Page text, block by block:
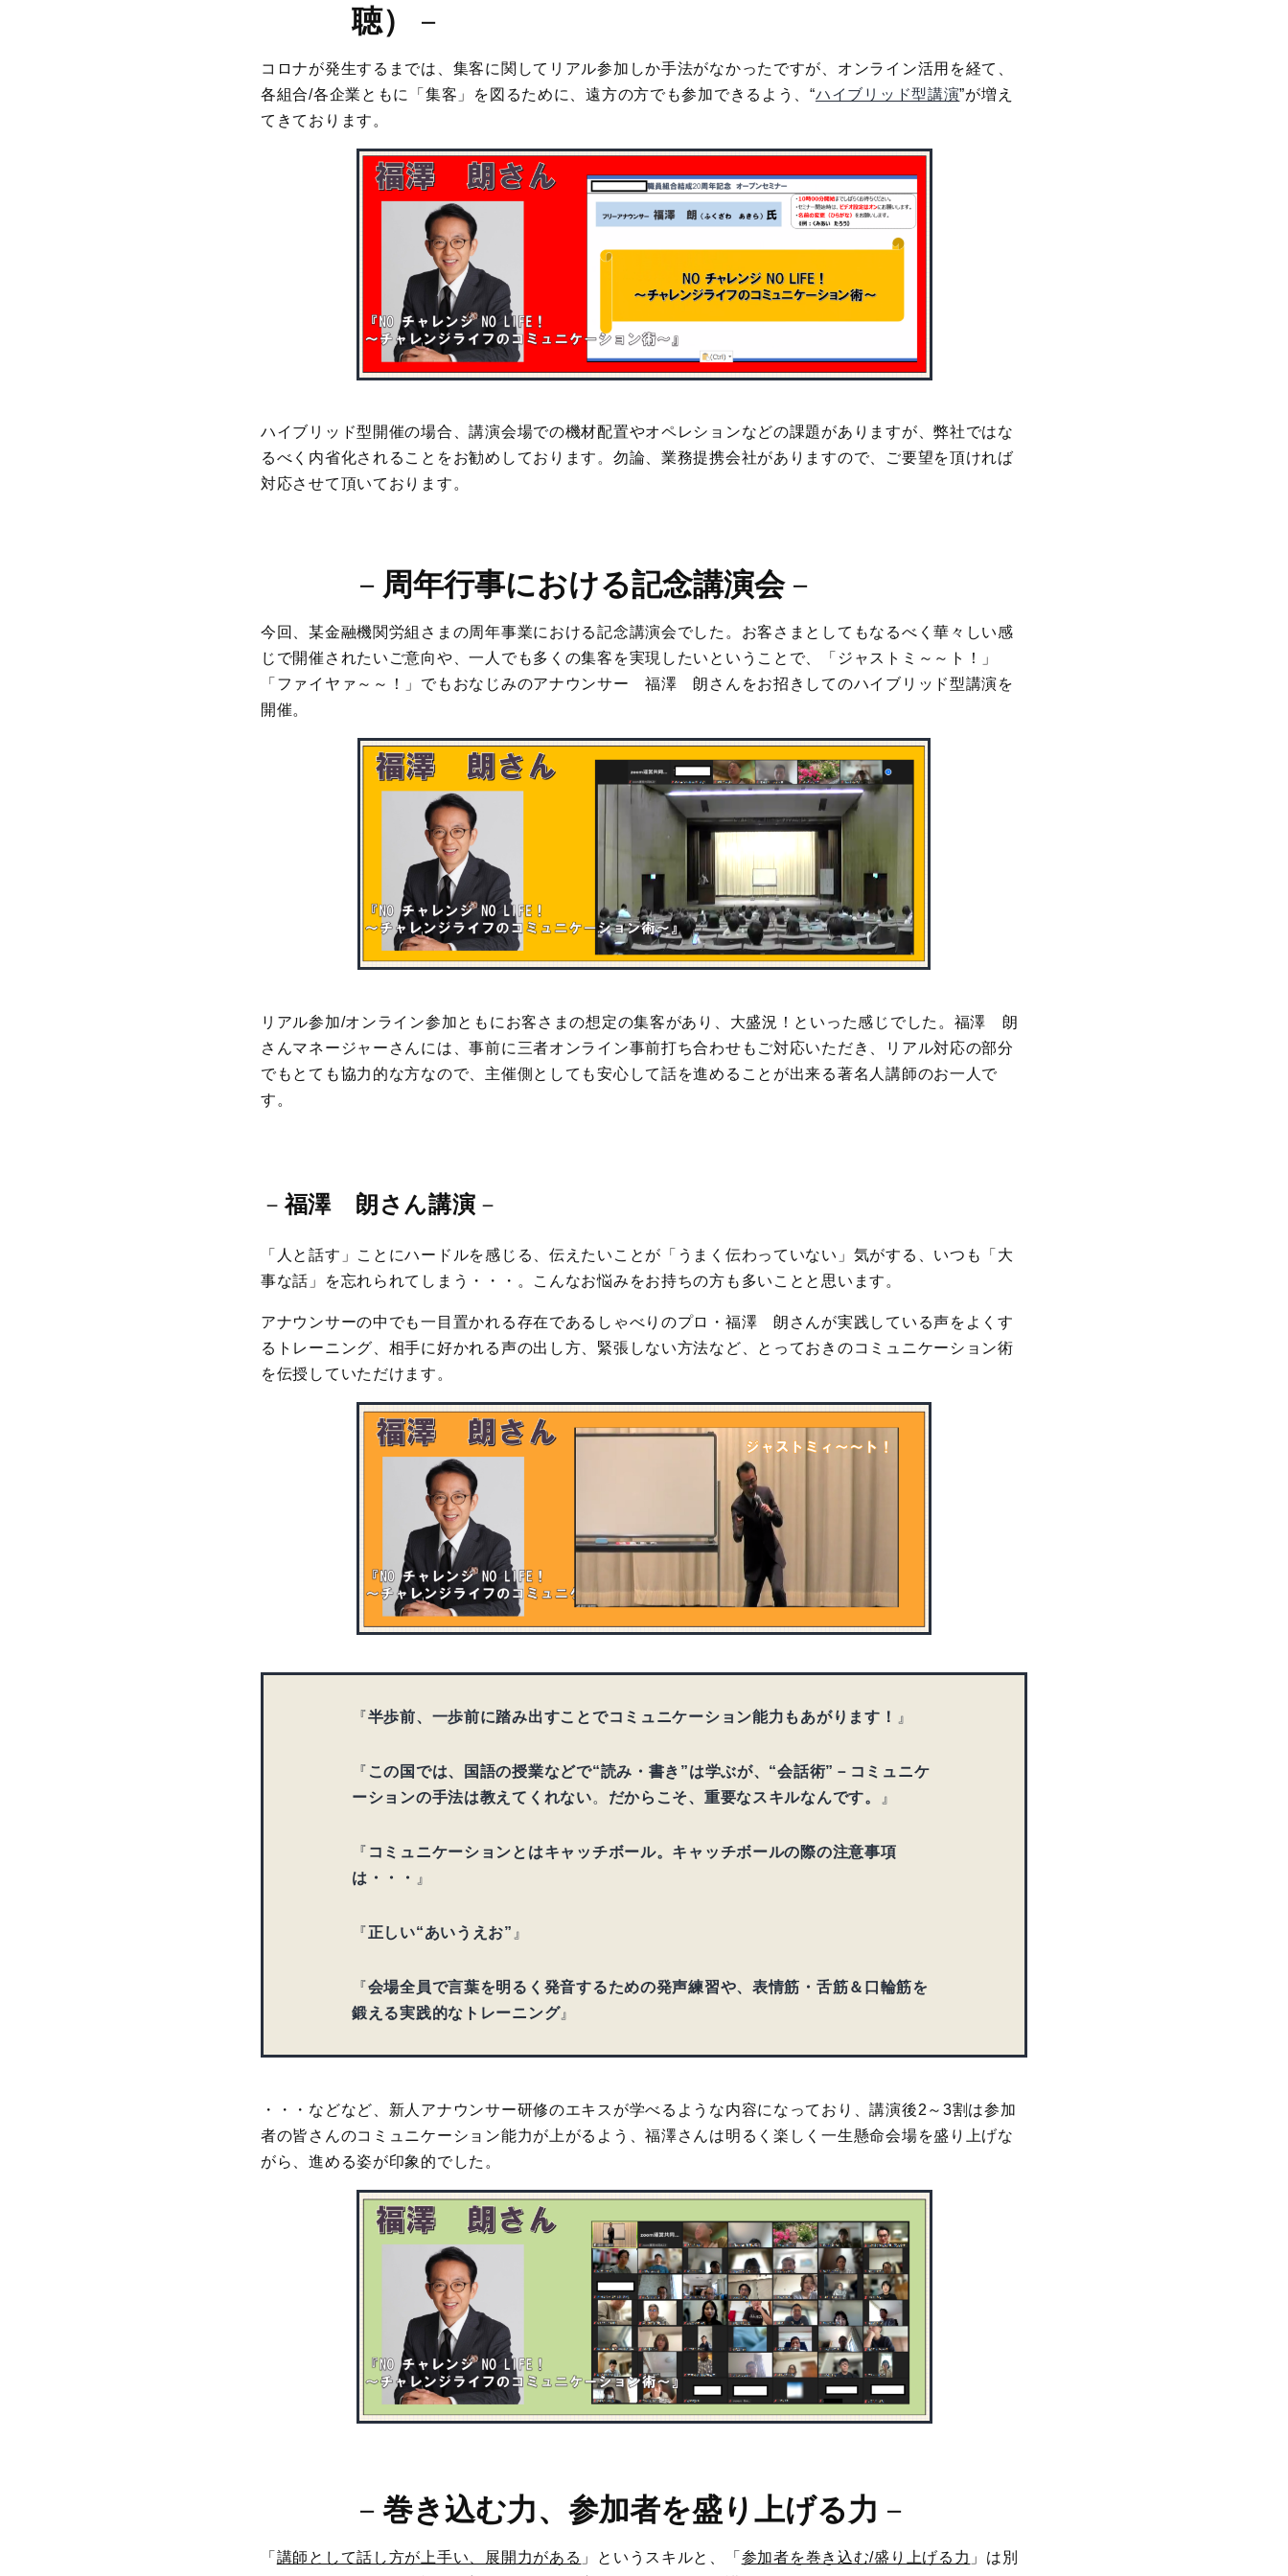
聴）
－
コロナが発生するまでは、集客に関してリアル参加しか手法がなかったですが、オンライン活用を経て、
各組合/各企業ともに「集客」を図るために、遠方の方でも参加できるよう、“ハイブリッド型講演”が増え
てきております。
ハイブリッド型開催の場合、講演会場での機材配置やオペレションなどの課題がありますが、弊社ではな
るべく内省化されることをお勧めしております。勿論、業務提携会社がありますので、ご要望を頂ければ
対応させて頂いております。
－ 周年行事における記念講演会－
今回、某金融機関労組さまの周年事業における記念講演会でした。お客さまとしてもなるべく華々しい感
じで開催されたいご意向や、一人でも多くの集客を実現したいということで、「ジャストミ～～ト！」
「ファイヤァ～～！」でもおなじみのアナウンサー 福澤 朗さんをお招きしてのハイブリッド型講演を
開催。
リアル参加/オンライン参加ともにお客さまの想定の集客があり、大盛況！といった感じでした。福澤 朗
さんマネージャーさんには、事前に三者オンライン事前打ち合わせもご対応いただき、リアル対応の部分
でもとても協力的な方なので、主催側としても安心して話を進めることが出来る著名人講師のお一人で
す。
－福澤 朗さん講演 －
「人と話す」ことにハードルを感じる、伝えたいことが「うまく伝わっていない」気がする、いつも「大
事な話」を忘れられてしまう・・・。こんなお悩みをお持ちの方も多いことと思います。
アナウンサーの中でも一目置かれる存在であるしゃべりのプロ・福澤 朗さんが実践している声をよくす
るトレーニング、相手に好かれる声の出し方、緊張しない方法など、とっておきのコミュニケーション術
を伝授していただけます。
『半歩前、一歩前に踏み出すことでコミュニケーション能力もあがります！ 』
『 この国では、国語の授業などで“読み・書き”は学ぶが、“会話術”－コミュニケ
ーションの手法は教えてくれない。 だからこそ、重要なスキルなんです。 』
『 コミュニケーションとはキャッチボール。キャッチボールの際の注意事項
は・・・
』
『正しい“あいうえお” 』
『会場全員で言葉を明るく発音するための発声練習や、表情筋・舌筋＆口輪筋を
鍛える実践的なトレーニング』
・・・などなど、新人アナウンサー研修のエキスが学べるような内容になっており、講演後2～3割は参加
者の皆さんのコミュニケーション能力が上がるよう、福澤さんは明るく楽しく一生懸命会場を盛り上げな
がら、進める姿が印象的でした。
－ 巻き込む力、参加者を盛り上げる力 －
「 講師として話し方が上手い、展開力がある 」というスキルと、「 参加者を巻き込む/盛り上げる力 」は別